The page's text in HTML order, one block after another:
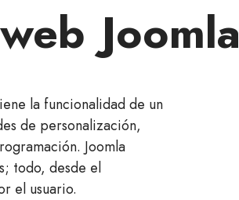
Joomla
la funcionalidad de un
de personalización,
Joomla
todo, desde el
el usuario.